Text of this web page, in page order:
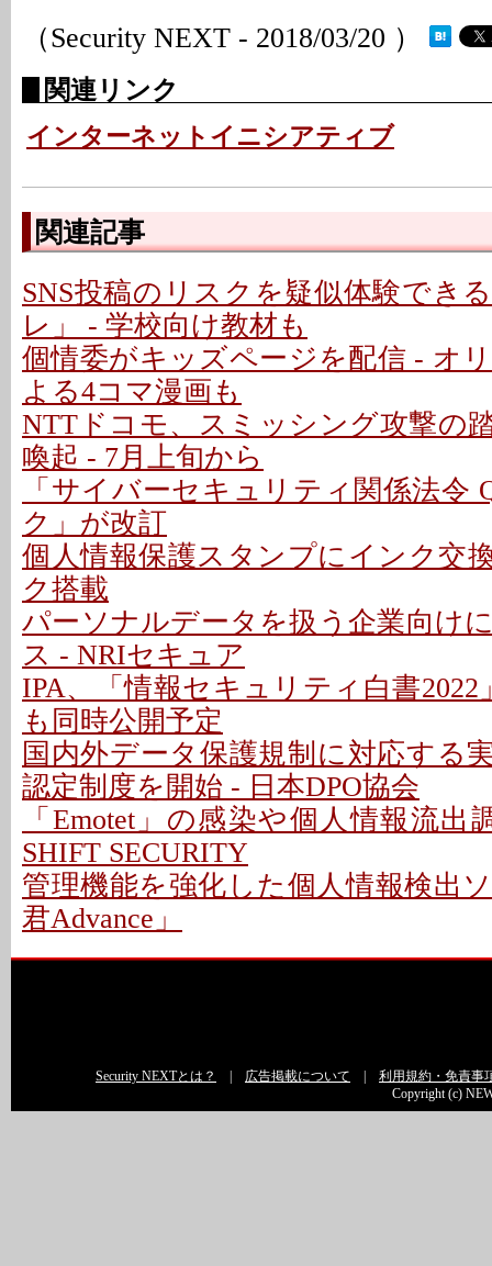
（Security NEXT - 2018/03/20 ）
関連リンク
インターネットイニシアティブ
関連記事
SNS投稿のリスクを疑似体験でき
レ」 - 学校向け教材も
個情委がキッズページを配信 - オ
よる4コマ漫画も
NTTドコモ、スミッシング攻撃の
喚起 - 7月上旬から
「サイバーセキュリティ関係法令
ク」が改訂
個人情報保護スタンプにインク交
ク搭載
パーソナルデータを扱う企業向け
ス - NRIセキュア
IPA、「情報セキュリティ白書2022
も同時公開予定
国内外データ保護規制に対応する
認定制度を開始 - 日本DPO協会
「Emotet」の感染や個人情報流出
SHIFT SECURITY
管理機能を強化した個人情報検出
君Advance」
Security NEXTとは？ 広告掲載について
利用規約・免責事
Copyright (c)